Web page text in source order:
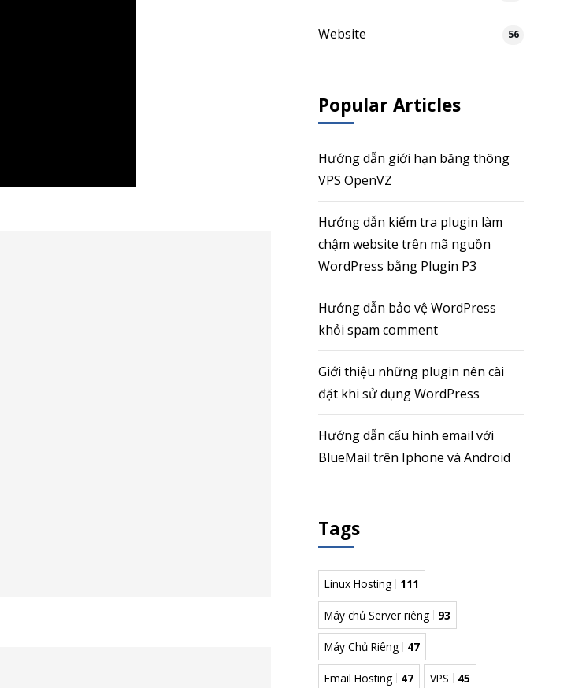
Website 56
Popular Articles
Hướng dẫn giới hạn băng thông
VPS OpenVZ
Hướng dẫn kiểm tra plugin làm
chậm website trên mã nguồn
WordPress bằng Plugin P3
Hướng dẫn bảo vệ WordPress
khỏi spam comment
Giới thiệu những plugin nên cài
đặt khi sử dụng WordPress
Hướng dẫn cấu hình email với
BlueMail trên Iphone và Android
Tags
Linux Hosting 111
Máy chủ Server riêng 93
Máy Chủ Riêng 47
Email Hosting 47 VPS 45